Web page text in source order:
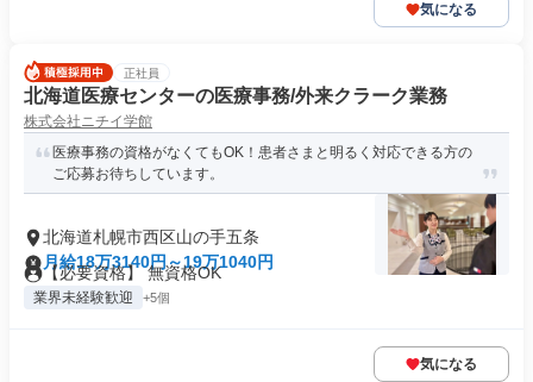
気になる
正社員
北海道医療センターの医療事務/外来クラーク業務
株式会社ニチイ学館
医療事務の資格がなくてもOK！患者さまと明るく対応できる方の
ご応募お待ちしています。
北海道札幌市西区山の手五条
月給18万3140円～19万1040円
【必要資格】 無資格OK
業界未経験歓迎 +5個
気になる